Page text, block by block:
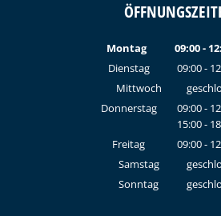
Montag 09:00-
Dienstag 09:00-
Mittwoch
Donnerstag
09:00-
15:00-
Freitag 09:00-
Samstag
Sonntag